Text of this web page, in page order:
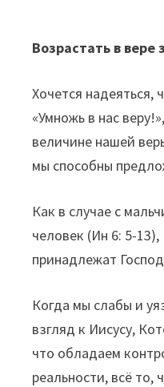
Возрастать в вере
Хочется надеяться,
«Умножь в нас
величине нашей
мы способны
Как в случае с
человек (Ин 6: 5-13),
принадлежат
Когда мы слабы и
взгляд к Иисусу,
что обладаем
реальности, всё